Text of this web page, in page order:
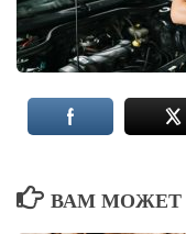
ВАМ МОЖЕТ